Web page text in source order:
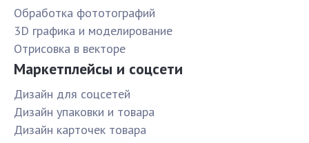
Обработка фототографий
3D графика и моделирование
Отрисовка в векторе
Маркетплейсы и соцсети
Дизайн для соцсетей
Дизайн упаковки и товара
Дизайн карточек товара